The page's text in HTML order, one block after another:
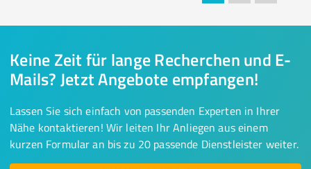
Keine Zeit für lange Recherchen und E-
Mails? Jetzt Angebote empfangen!
Lassen Sie sich einfach von passenden Experten in Ihrer
Nähe kontaktieren! Wir leiten Ihr Anliegen aus einem
kurzen Formular an bis zu 20 passende Dienstleister weiter.